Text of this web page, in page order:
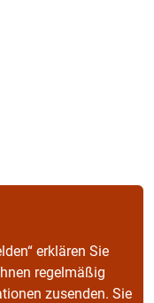
erklären Sie
regelmäßig
zusenden. Sie